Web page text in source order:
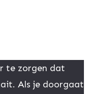
te zorgen dat
Als je doorgaat